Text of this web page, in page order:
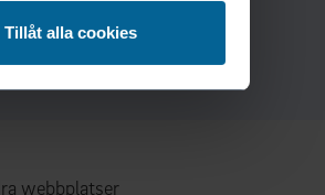
information från din enhet
kombinera informationen
tjänster.
Tillåt alla cookies
webbplatser